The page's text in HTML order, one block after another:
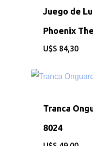
Juego de
Phoenix
$ 84,30
Tranca
8024